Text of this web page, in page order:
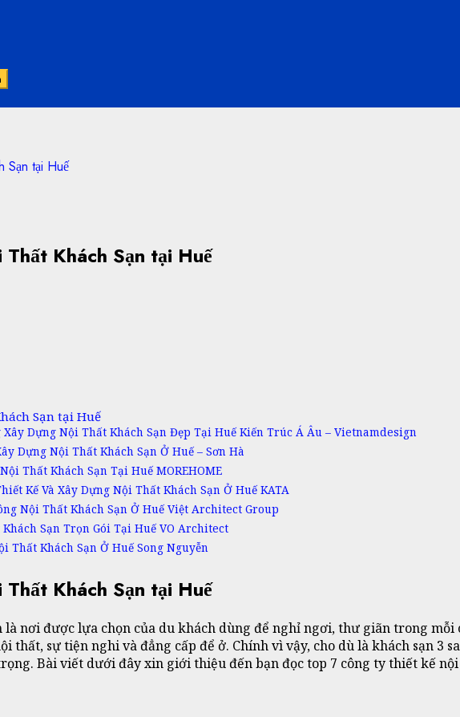
Sạn tại Huế
Khách Sạn tại Huế
Sạn tại Huế
Xây Dựng Nội Thất Khách Sạn Đẹp Tại Huế Kiến Trúc Á Âu – Vietnamdesign
Dựng Nội Thất Khách Sạn Ở Huế – Sơn Hà
Thất Khách Sạn Tại Huế MOREHOME
Kế Và Xây Dựng Nội Thất Khách Sạn Ở Huế KATA
Nội Thất Khách Sạn Ở Huế Việt Architect Group
Sạn Trọn Gói Tại Huế VO Architect
Thất Khách Sạn Ở Huế Song Nguyễn
Khách Sạn tại Huế
là nơi được lựa chọn của du khách dùng để nghỉ ngơi, thư giãn trong
thất, sự tiện nghi và đẳng cấp để ở. Chính vì vậy, cho dù là khách sạn 3
Bài viết dưới đây xin giới thiệu đến bạn đọc top 7 công ty thiết kế